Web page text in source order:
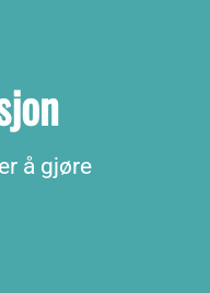
å gjøre